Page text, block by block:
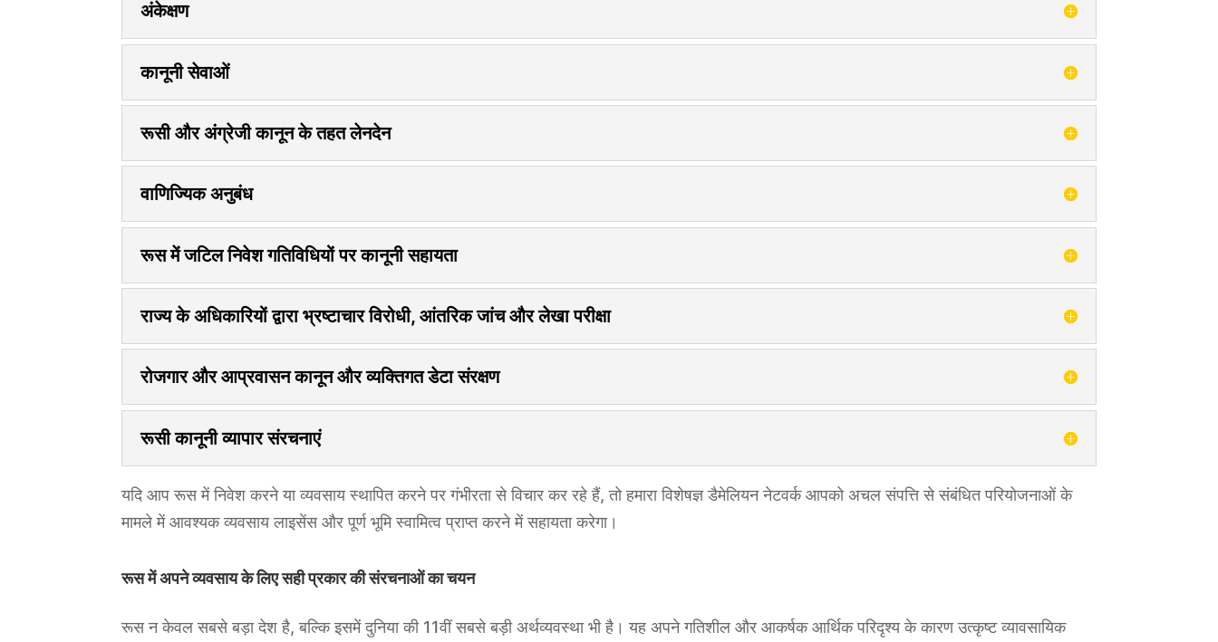
अंकेक्षण
कानूनी सेवाओं
रूसी और अंग्रेजी कानून के तहत लेनदेन
वाणिज्यिक अनुबंध
रूस में जटिल निवेश गतिविधियों पर कानूनी सहायता
राज्य के अधिकारियों द्वारा भ्रष्टाचार विरोधी, आंतरिक जांच और लेखा परीक्षा
रोजगार और आप्रवासन कानून और व्यक्तिगत डेटा संरक्षण
रूसी कानूनी व्यापार संरचनाएं
यदि आप रूस में निवेश करने या व्यवसाय स्थापित करने पर गंभीरता से विचार कर रहे हैं, तो हमारा विशेषज्ञ डैमेलियन नेटवर्क आपको अचल संपत्ति से संबंधित परियोजनाओं के
मामले में आवश्यक व्यवसाय लाइसेंस और पूर्ण भूमि स्वामित्व प्राप्त करने में सहायता करेगा।
रूस में अपने व्यवसाय के लिए सही प्रकार की संरचनाओं का चयन
रूस न केवल सबसे बड़ा देश है, बल्कि इसमें दुनिया की 11वीं सबसे बड़ी अर्थव्यवस्था भी है। यह अपने गतिशील और आकर्षक आर्थिक परिदृश्य के कारण उत्कृष्ट व्यावसायिक